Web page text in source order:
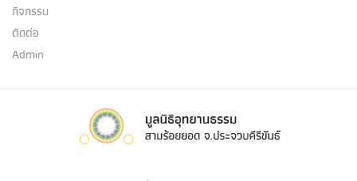
กิจกรรม
ติดต่อ
Admin